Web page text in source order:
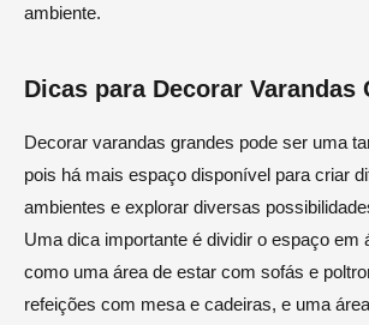
ambiente.
Dicas para Decorar Varandas
Decorar varandas grandes pode ser uma
pois há mais espaço disponível para criar
ambientes e explorar diversas
Uma dica importante é dividir o espaço em
como uma área de estar com sofás e
refeições com mesa e cadeiras, e uma